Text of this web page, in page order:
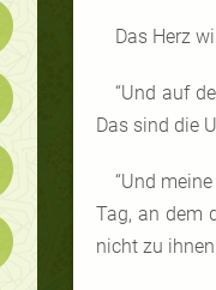
Das Herz
“Und auf
Das sind die
“Und
Tag, an dem
nicht zu